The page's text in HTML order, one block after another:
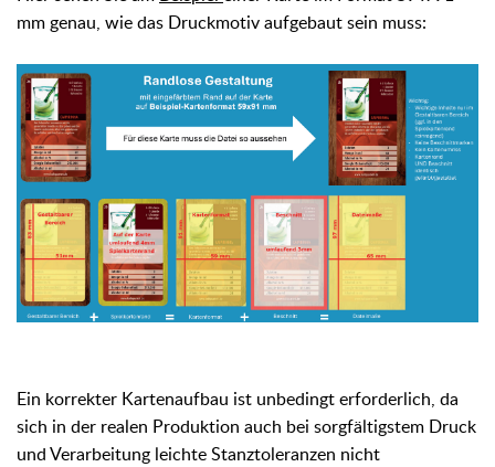
mm genau, wie das Druckmotiv aufgebaut sein muss:
Ein korrekter Kartenaufbau ist unbedingt erforderlich, da
sich in der realen Produktion auch bei sorgfältigstem Druck
und Verarbeitung leichte Stanztoleranzen nicht